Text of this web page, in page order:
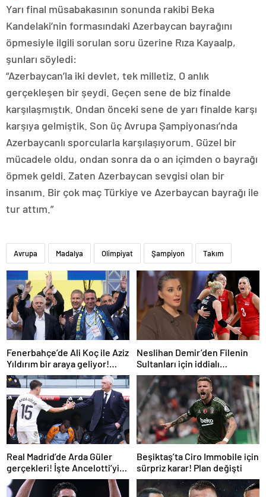
Yarı final müsabakasının sonunda rakibi Beka
Kandelaki’nin formasındaki Azerbaycan bayrağını
öpmesiyle ilgili sorulan soru üzerine Rıza Kayaalp,
şunları söyledi:
“Azerbaycan’la iki devlet, tek milletiz. O anlık
gerçekleşen bir şeydi. Geçen sene de biz finalde
karşılaşmıştık. Ondan önceki sene de yarı finalde karşı
karşıya gelmiştik. Son üç Avrupa Şampiyonası’nda
Azerbaycanlı sporcularla karşılaşıyorum. Güzel bir
mücadele oldu, ondan sonra da o an içimden o bayrağı
öpmek geldi. Zaten Azerbaycan sevgisi olan bir
insanım. Bir çok maç Türkiye ve Azerbaycan bayrağı ile
tur attım.”
Avrupa Madalya Olimpiyat Şampiyon Takım
Fenerbahçe’de Ali Koç ile Aziz
Yıldırım bir araya geliyor!
Toplanan imza sayısı ortaya
çıktı
Neslihan Demir’den Filenin
Sultanları için iddialı
açıklama!
Real Madrid’de Arda Güler
gerçekleri! İşte Ancelotti’yi
yol ayrımına götüren
sebepler
Beşiktaş’ta Ciro Immobile için
sürpriz karar! Plan değişti